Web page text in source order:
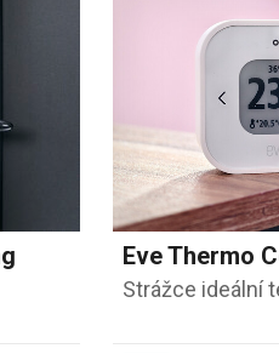
Eve Thermo
Strážce ideální